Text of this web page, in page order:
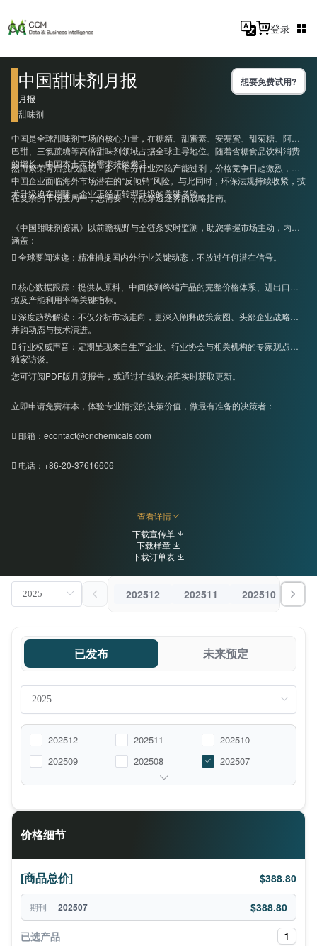
登录
中国甜味剂月报 想要免费试用?
月报
甜味剂
中国是全球甜味剂市场的核心力量，在糖精、甜蜜素、安赛蜜、甜菊糖、阿斯
巴甜、三氯蔗糖等高倍甜味剂领域占据全球主导地位。随着含糖食品饮料消费
的增长，中国本土市场需求持续攀升。
然而繁荣背后挑战隐现：多个细分行业深陷产能过剩，价格竞争日趋激烈，使
中国企业面临海外市场潜在的“反倾销”风险。与此同时，环保法规持续收紧，技
术升级迫在眉睫，企业正经历转型升级的关键考验。
在复杂的市场变局中，您需要一份能穿透迷雾的战略指南。
《中国甜味剂资讯》以前瞻视野与全链条实时监测，助您掌握市场主动，内容
涵盖：
 全球要闻速递：精准捕捉国内外行业关键动态，不放过任何潜在信号。
 核心数据跟踪：提供从原料、中间体到终端产品的完整价格体系、进出口数
据及产能利用率等关键指标。
 深度趋势解读：不仅分析市场走向，更深入阐释政策意图、头部企业战略、
并购动态与技术演进。
 行业权威声音：定期呈现来自生产企业、行业协会与相关机构的专家观点与
独家访谈。
您可订阅PDF版月度报告，或通过在线数据库实时获取更新。
立即申请免费样本，体验专业情报的决策价值，做最有准备的决策者：
 邮箱：econtact@cnchemicals.com
 电话：+86-20-37616606
查看详情
下载宣传单
下载样章
下载订单表
202512 202511 202510
已发布 未来预定
202512 202511
202510
202509
202508 202507
价格细节
[商品总价] $388.80
期刊 202507 $388.80
已选产品 1